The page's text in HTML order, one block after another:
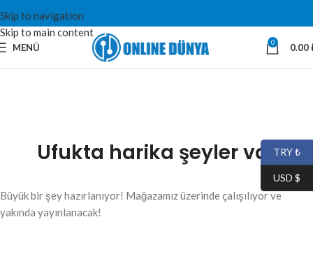
Skip to navigation
Skip to main content
MENÜ 0 0.00
Ufukta harika şeyler var
Büyük bir şey hazırlanıyor! Mağazamız üzerinde çalışılıyor ve
yakında yayınlanacak!
TRY ₺
USD $